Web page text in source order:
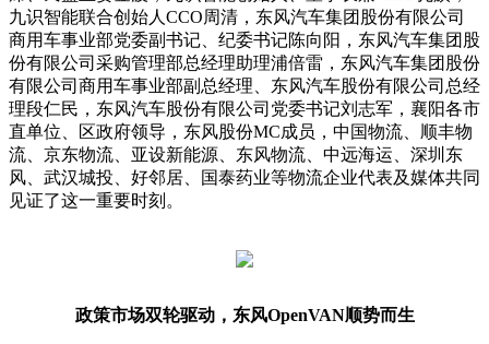
九识智能联合创始人CCO周清，东风汽车集团股份有限公司
商用车事业部党委副书记、纪委书记陈向阳，东风汽车集团股
份有限公司采购管理部总经理助理浦倍雷，东风汽车集团股份
有限公司商用车事业部副总经理、东风汽车股份有限公司总经
理段仁民，东风汽车股份有限公司党委书记刘志军，襄阳各市
直单位、区政府领导，东风股份MC成员，中国物流、顺丰物
流、京东物流、亚设新能源、东风物流、中远海运、深圳东
风、武汉城投、好邻居、国泰药业等物流企业代表及媒体共同
见证了这一重要时刻。
政策市场双轮驱动，东风OpenVAN顺势而生